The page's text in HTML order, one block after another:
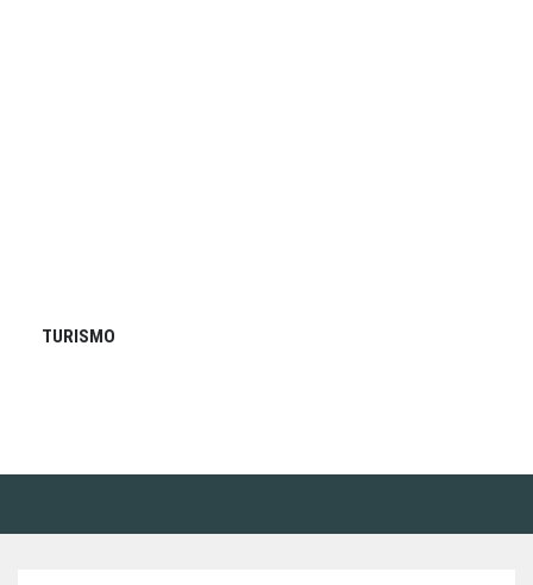
TURISMO